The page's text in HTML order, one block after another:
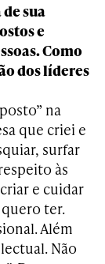
sua
e
Como
dos líderes
na
que criei e
surfar
às
e cuidar
ter.
Além
Não